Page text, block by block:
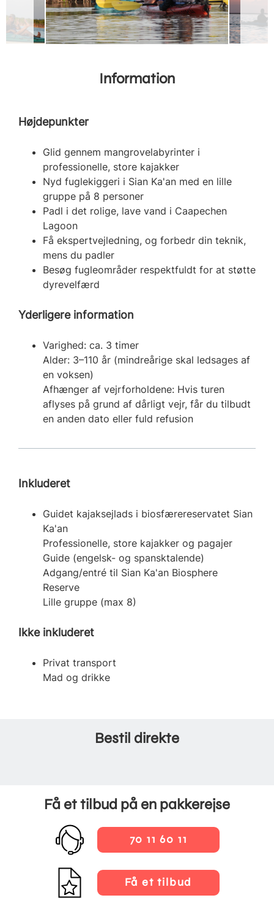
Information
Højdepunkter
Glid gennem mangrovelabyrinter i
professionelle, store kajakker
Nyd fuglekiggeri i Sian Ka'an med en lille
gruppe på 8 personer
Padl i det rolige, lave vand i Caapechen
Lagoon
Få ekspertvejledning, og forbedr din teknik,
mens du padler
Besøg fugleområder respektfuldt for at støtte
dyrevelfærd
Yderligere information
Varighed: ca. 3 timer
Alder: 3–110 år (mindreårige skal ledsages af
en voksen)
Afhænger af vejrforholdene: Hvis turen
aflyses på grund af dårligt vejr, får du tilbudt
en anden dato eller fuld refusion
Inkluderet
Guidet kajaksejlads i biosfærereservatet Sian
Ka'an
Professionelle, store kajakker og pagajer
Guide (engelsk- og spansktalende)
Adgang/entré til Sian Ka'an Biosphere
Reserve
Lille gruppe (max 8)
Ikke inkluderet
Privat transport
Mad og drikke
Bestil direkte
Få et tilbud på en pakkerejse
70 11 60 11
Få et tilbud